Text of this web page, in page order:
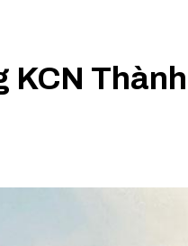
KCN Thành